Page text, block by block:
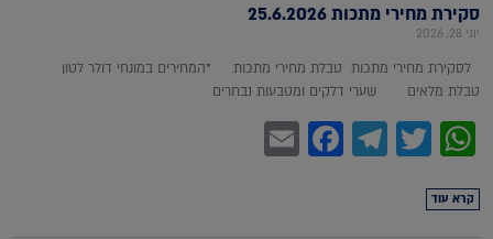
סקירת מחירי מתכות 25.6.2026
יוני 28, 2026
לסקירת מחירי מתכות טבלת מחירי מתכות *המחירים במונחי דולר לטון
טבלת מלאים שערי דלקים ומטבעות נבחרים
WhatsApp
Twitter
Telegram
Facebook
קרא עוד